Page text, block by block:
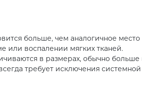
больше, чем аналогичное
или воспалении мягких тканей.
в размерах, обычно
требует исключения